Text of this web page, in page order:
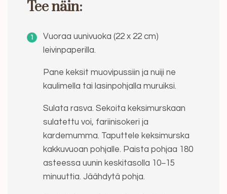
Tee näin:
Vuoraa uunivuoka (22 x 22 cm)
leivinpaperilla.
Pane keksit muovipussiin ja nuiji ne
kaulimella tai lasinpohjalla muruiksi.
Sulata rasva. Sekoita keksimurskaan
sulatettu voi, fariinisokeri ja
kardemumma. Taputtele keksimurska
kakkuvuoan pohjalle. Paista pohjaa 180
asteessa uunin keskitasolla 10−15
minuuttia. Jäähdytä pohja.